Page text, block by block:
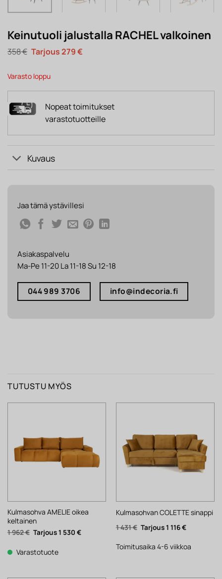
Keinutuoli jalustalla RACHEL valkoinen
358€ Alkuperäinen
hinta
358 €.
279€Nykyinen
Varasto loppu
Nopeat toimitukset
varastotuotteille
Kuvaus
Jaa tämä ystävillesi
Asiakaspalvelu
Ma-Pe 11-20 La 11-18 Su 12-18
044 989 3706 info@indecoria.fi
TUTUSTU MYÖS
Kulmasohva AMELIE oikea
keltainen
1 962€ Alkuperäinen
hinta
1
962 €.
1 530 €Nykyinen
Varastotuote
Kulmasohvan COLETTE sinappi
1 431€ Alkuperäinen
hinta
1
431 €.
1 116€Nykyinen
1
116 €.
Toimitusaika 4-6 viikkoa